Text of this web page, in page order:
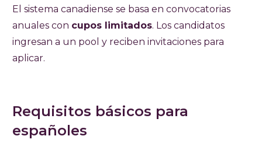
El sistema canadiense se basa en convocatorias
anuales con cupos limitados. Los candidatos
ingresan a un pool y reciben invitaciones para
aplicar.
Requisitos básicos para
españoles